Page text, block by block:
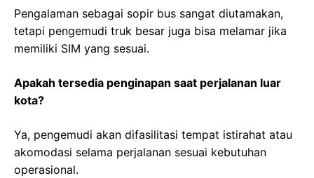
Pengalaman sebagai sopir bus sangat diutamakan,
tetapi pengemudi truk besar juga bisa melamar jika
memiliki SIM yang sesuai.
Apakah tersedia penginapan saat perjalanan luar
kota?
Ya, pengemudi akan difasilitasi tempat istirahat atau
akomodasi selama perjalanan sesuai kebutuhan
operasional.